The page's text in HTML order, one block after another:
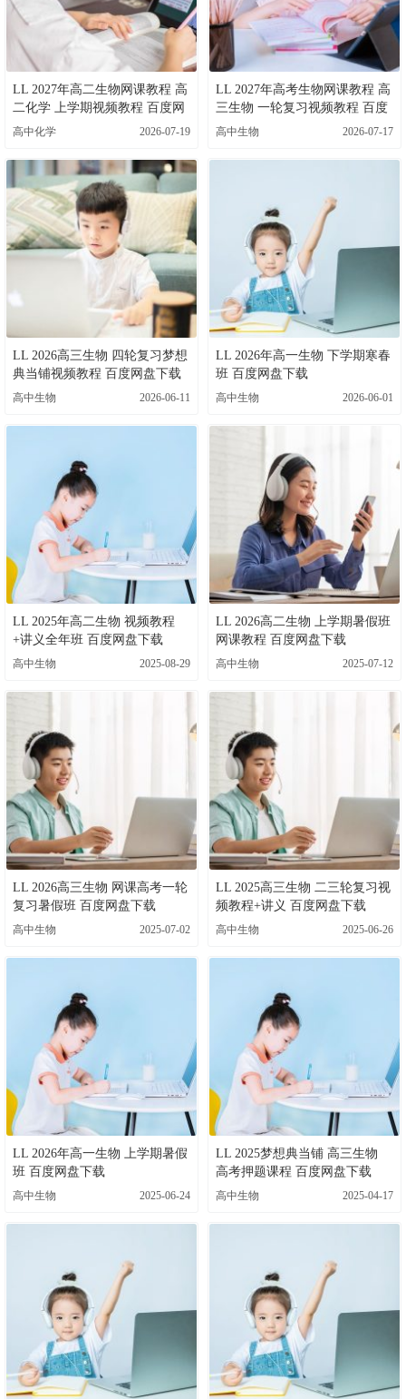
LL 2027年高二生物网课教程 高
二化学 上学期视频教程 百度网
盘下载
高中化学 2026-07-19
LL 2027年高考生物网课教程 高
三生物 一轮复习视频教程 百度
网盘下载
高中生物 2026-07-17
LL 2026高三生物 四轮复习梦想
典当铺视频教程 百度网盘下载
高中生物 2026-06-11
LL 2026年高一生物 下学期寒春
班 百度网盘下载
高中生物 2026-06-01
LL 2025年高二生物 视频教程
+讲义全年班 百度网盘下载
高中生物 2025-08-29
LL 2026高二生物 上学期暑假班
网课教程 百度网盘下载
高中生物 2025-07-12
LL 2026高三生物 网课高考一轮
复习暑假班 百度网盘下载
高中生物 2025-07-02
LL 2025高三生物 二三轮复习视
频教程+讲义 百度网盘下载
高中生物 2025-06-26
LL 2026年高一生物 上学期暑假
班 百度网盘下载
高中生物 2025-06-24
LL 2025梦想典当铺 高三生物
高考押题课程 百度网盘下载
高中生物 2025-04-17